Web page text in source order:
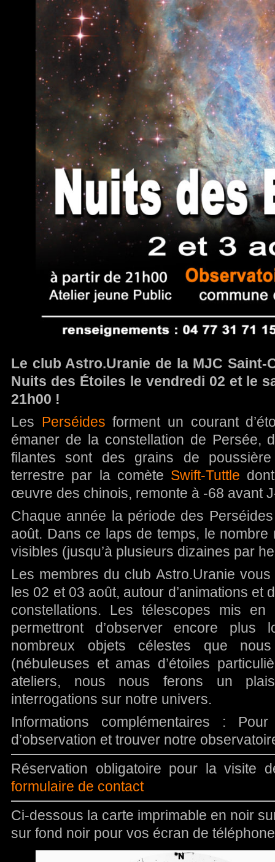
Le club Astro.Uranie de la MJC
Nuits des Étoiles le vendredi 02 et le
21h00 !
Les Perséides forment un courant
émaner de la constellation de Persée,
filantes sont des grains de poussière
terrestre par la comète Swift-Tuttle
œuvre des chinois, remonte à -68 avant
Chaque année la période des
août. Dans ce laps de temps, le nombre
visibles (jusqu’à plusieurs dizaines par
Les membres du club Astro.Uranie
les 02 et 03 août, autour d’animations et
constellations. Les télescopes mis
permettront d’observer encore
nombreux objets célestes que
(nébuleuses et amas d’étoiles
ateliers, nous nous ferons un
interrogations sur notre univers.
Informations complémentaires :
d’observation et trouver notre
Réservation obligatoire pour la visite
formulaire de contact
Ci-dessous la carte imprimable en noir
sur fond noir pour vos écran de